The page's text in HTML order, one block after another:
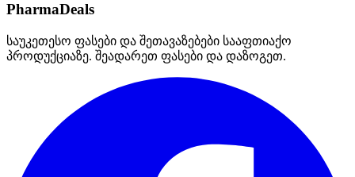
PharmaDeals
საუკეთესო ფასები და შეთავაზებები სააფთიაქო
პროდუქციაზე. შეადარეთ ფასები და დაზოგეთ.